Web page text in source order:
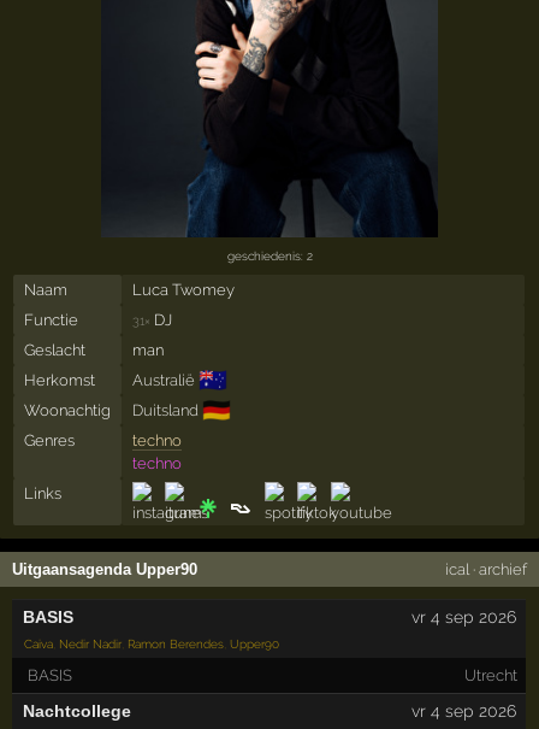
geschiedenis: 2
Naam
Luca Twomey
Functie
31× DJ
Geslacht
man
Herkomst
Australië 🇦🇺
Woonachtig Duitsland 🇩🇪
Genres
techno
techno
Links
Uitgaansagenda Upper90 ical · archief
BASIS vr 4 sep 2026
Caiva Nedir Nadir Ramon Berendes ,Upper90
BASIS Utrecht
Nachtcollege vr 4 sep 2026